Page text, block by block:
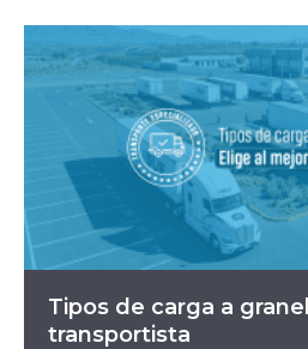
Tipos de carga a
transportista